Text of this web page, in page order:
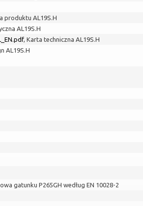
produktu AL19S.H
AL19S.H
, Karta techniczna AL19S.H
AL19S.H
gatunku P265GH według EN 10028-2